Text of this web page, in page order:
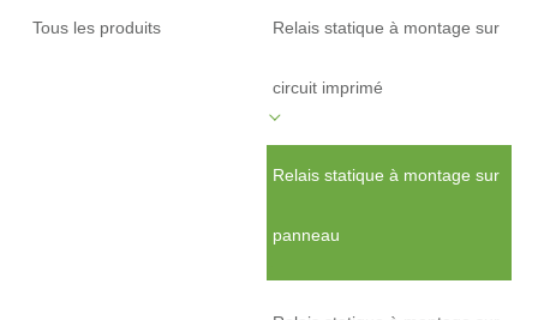
Tous les produits Relais statique à montage sur
circuit imprimé
Relais statique à montage sur
panneau